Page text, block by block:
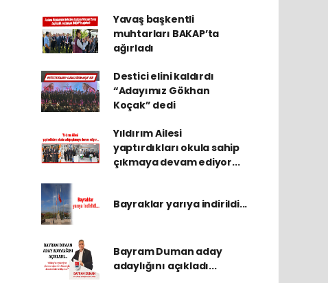
Yavaş başkentli
muhtarları BAKAP’ta
ağırladı
Destici elini kaldırdı
“Adayımız Gökhan
Koçak” dedi
Yıldırım Ailesi
yaptırdıkları okula sahip
çıkmaya devam ediyor...
Bayraklar yarıya indirildi...
Bayram Duman aday
adaylığını açıkladı...